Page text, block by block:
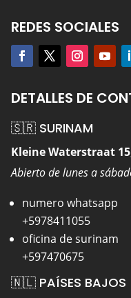
REDES SOCIALES
DETALLES DE
🇸🇷 SURINAM
Kleine Waterstraat
Abierto de lunes a
numero whatsapp
+5978411055
oficina de surinam
+597470675
🇳🇱 PAÍSES BAJOS